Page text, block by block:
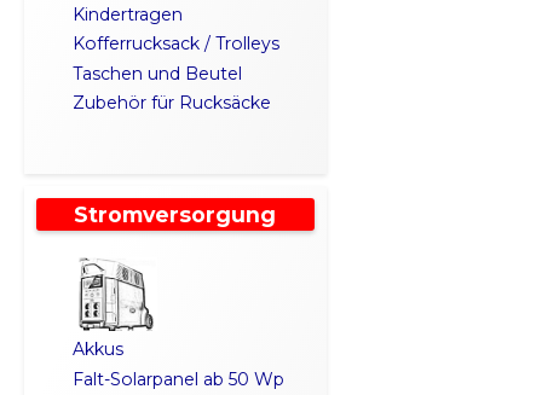
Kindertragen
Kofferrucksack / Trolleys
Taschen und Beutel
Zubehör für Rucksäcke
Stromversorgung
Akkus
Falt-Solarpanel ab 50 Wp